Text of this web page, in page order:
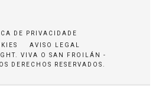
DE PRIVACIDADE
AVISO LEGAL
VIVA O SAN FROILÁN -
DERECHOS RESERVADOS.